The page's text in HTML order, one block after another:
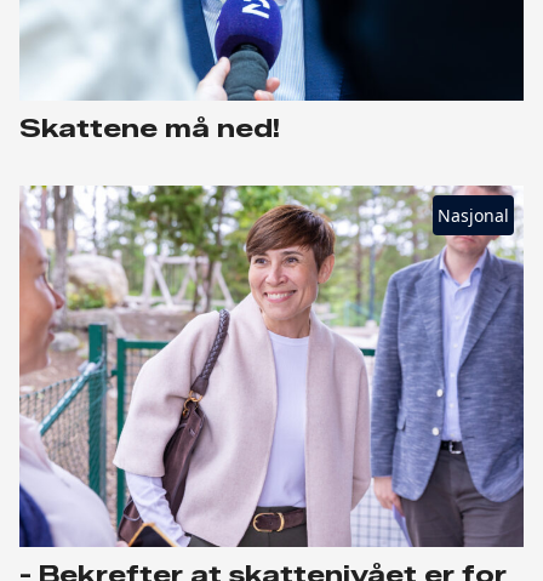
Skattene må ned!
Nasjonal